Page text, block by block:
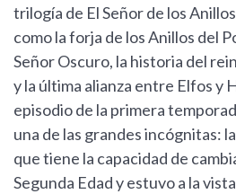
trilogía de El Señor de los
como la forja de los Anillos del
Señor Oscuro, la historia del
y la última alianza entre Elfos y
episodio de la primera
una de las grandes incógnitas:
que tiene la capacidad de
Segunda Edad y estuvo a la